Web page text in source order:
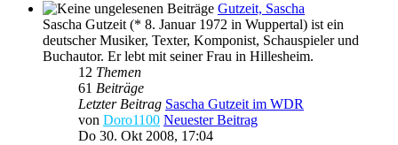
Gutzeit, Sascha
Sascha Gutzeit (* 8. Januar 1972 in Wuppertal) ist ein
deutscher Musiker, Texter, Komponist, Schauspieler und
Buchautor. Er lebt mit seiner Frau in Hillesheim.
12 Themen
61 Beiträge
Letzter Beitrag Sascha Gutzeit im WDR
von Doro1100 Neuester Beitrag
Do 30. Okt 2008, 17:04